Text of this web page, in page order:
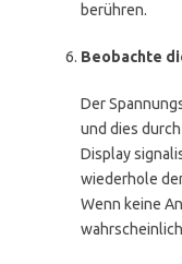
berühren.
Beobachte
Der
und dies
Display
wiederhole
Wenn keine